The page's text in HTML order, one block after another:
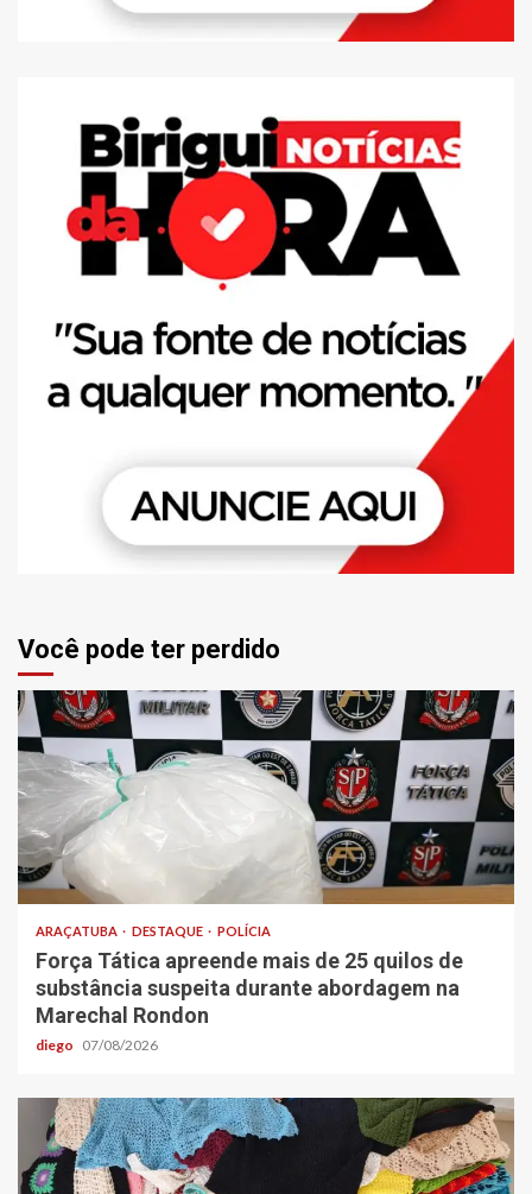
Você pode ter perdido
ARAÇATUBA DESTAQUE POLÍCIA
Força Tática apreende mais de 25 quilos de
substância suspeita durante abordagem na
Marechal Rondon
diego 07/08/2026